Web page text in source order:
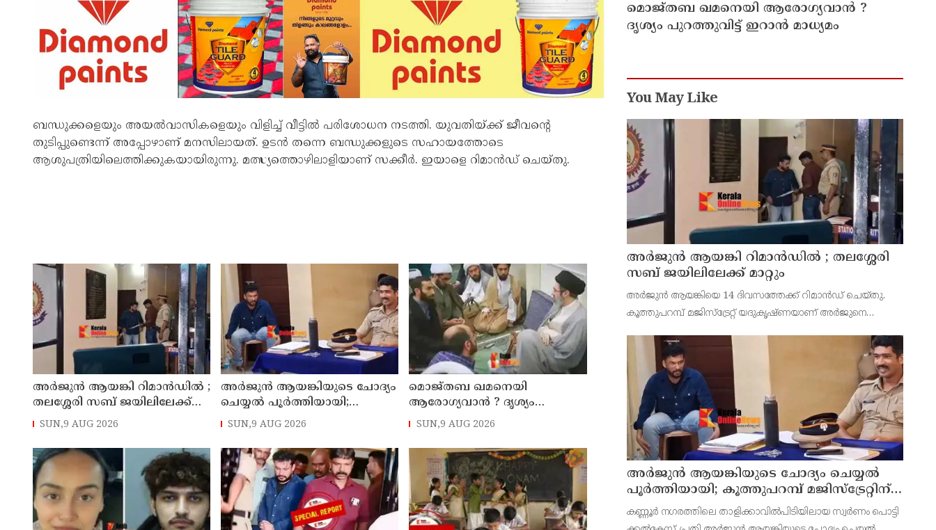
ബന്ധുക്കളെയും അയല്‍വാസികളെയും വിളിച്ച് വീട്ടില്‍ പരിശോധന നടത്തി. യുവതിയ്ക്ക് ജീവന്റെ
തുടിപ്പുണ്ടെന്ന് അപ്പോഴാണ് മനസിലായത്. ഉടന്‍ തന്നെ ബന്ധുക്കളുടെ സഹായത്തോടെ
ആശുപത്രിയിലെത്തിക്കുകയായിരുന്നു. മത്സ്യത്തൊഴിലാളിയാണ് സക്കീര്‍. ഇയാളെ റിമാന്‍ഡ് ചെയ്തു.
അര്‍ജുന്‍ ആയങ്കി റിമാന്‍ഡില്‍ ;
തലശ്ശേരി സബ് ജയിലിലേക്ക്
മാറ്റും
SUN,9 AUG 2026
അര്‍ജുന്‍ ആയങ്കിയുടെ ചോദ്യം
ചെയ്യല്‍ പൂര്‍ത്തിയായി;
കൂത്തുപറമ്പ് മജിസ്ട്രേറ്റിന്
SUN,9 AUG 2026
മൊജ്തബ ഖമനെയി
ആരോഗ്യവാന്‍ ? ദൃശ്യം
പുറത്തുവിട്ട് ഇറാന്‍ മാധ്യമം
SUN,9 AUG 2026
മൊജ്തബ ഖമനെയി ആരോഗ്യവാന്‍ ?
ദൃശ്യം പുറത്തുവിട്ട് ഇറാന്‍ മാധ്യമം
You May Like
അര്‍ജുന്‍ ആയങ്കി റിമാന്‍ഡില്‍ ; തലശ്ശേരി
സബ് ജയിലിലേക്ക് മാറ്റും
അർജുൻ ആയങ്കിയെ 14 ദിവസത്തേക്ക് റിമാൻഡ് ചെയ്തു.
കൂത്തുപറമ്പ് മജിസ്ട്രേറ്റ് യദുകൃഷ്ണയാണ് അർജുനെ
ഭീഷണിപ്പെടുത്തിയെന്നാരോപിച്ച് ‌
അര്‍ജുന്‍ ആയങ്കിയുടെ ചോദ്യം ചെയ്യല്‍
പൂര്‍ത്തിയായി; കൂത്തുപറമ്പ് മജിസ്ട്രേറ്റിന്
മുൻപില്‍ ഹാജരാക്കും
കണ്ണൂർ നഗരത്തിലെ താളിക്കാവിൽപിടിയിലായ സ്വർണം പൊട്ടി